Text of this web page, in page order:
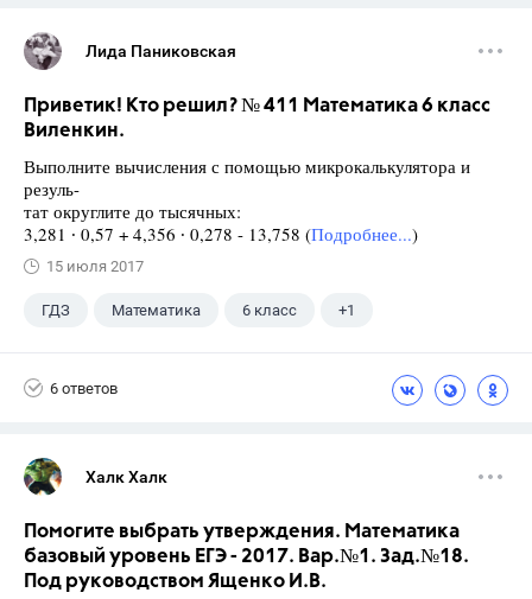
Лида Паниковская
Приветик! Кто решил? № 411 Математика 6 класс
Виленкин.
Выполните вычисления с помощью микрокалькулятора и
резуль-
тат округлите до тысячных:
3,281 ∙ 0,57 + 4,356 ∙ 0,278 - 13,758 (Подробнее...)
15 июля 2017
ГДЗ Математика 6 класс +1
6 ответов
Халк Халк
Помогите выбрать утверждения. Математика
базовый уровень ЕГЭ - 2017. Вар.№1. Зад.№18.
Под руководством Ященко И.В.